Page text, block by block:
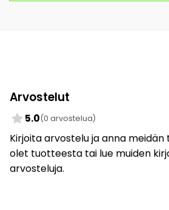
Arvostelut
star 5.0(0 arvostelua)
Kirjoita arvostelu ja anna
olet tuotteesta tai lue muiden
arvosteluja.